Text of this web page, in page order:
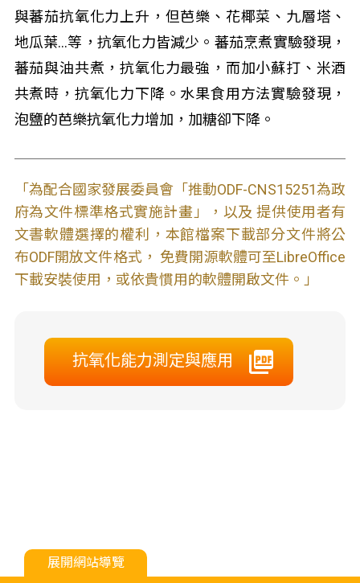
與蕃茄抗氧化力上升，但芭樂、花椰菜、九層塔、
地瓜葉…等，抗氧化力皆減少。蕃茄烹煮實驗發現，
蕃茄與油共煮，抗氧化力最強，而加小蘇打、米酒
共煮時，抗氧化力下降。水果食用方法實驗發現，
泡鹽的芭樂抗氧化力增加，加糖卻下降。
「為配合國家發展委員會「推動ODF-CNS15251為政
府為文件標準格式實施計畫」，以及 提供使用者有
文書軟體選擇的權利，本館檔案下載部分文件將公
布ODF開放文件格式， 免費開源軟體可至LibreOffice
下載安裝使用，或依貴慣用的軟體開啟文件。」
抗氧化能力測定與應用
展開網站導覽